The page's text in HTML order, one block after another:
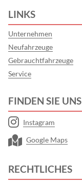
LINKS
Unternehmen
Neufahrzeuge
Gebrauchtfahrzeuge
Service
FINDEN SIE UNS
Instagram
Google Maps
RECHTLICHES